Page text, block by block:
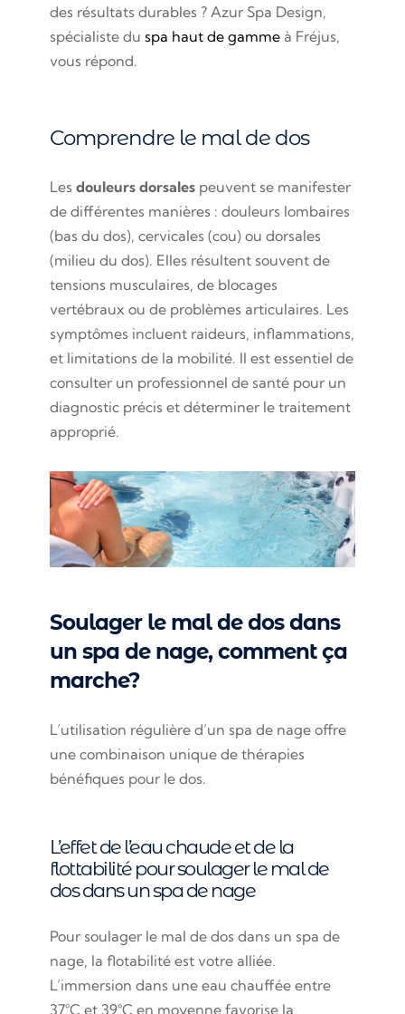
des résultats durables ? Azur Spa Design,
spécialiste du spa haut de gammeà Fréjus,
vous répond.
Comprendre le mal de dos
Les douleurs dorsalespeuvent se manifester
de différentes manières : douleurs lombaires
(bas du dos), cervicales (cou) ou dorsales
(milieu du dos). Elles résultent souvent de
tensions musculaires, de blocages
vertébraux ou de problèmes articulaires. Les
symptômes incluent raideurs, inflammations,
et limitations de la mobilité. Il est essentiel de
consulter un professionnel de santé pour un
diagnostic précis et déterminer le traitement
approprié.
Soulager le mal de dos dans
un spa de nage, comment ça
marche?
L’utilisation régulière d’un spa de nage offre
une combinaison unique de thérapies
bénéfiques pour le dos.
L’effet de l’eau chaude et de la
flottabilité pour soulager le mal de
dos dans un spa de nage
Pour soulager le mal de dos dans un spa de
nage, la flotabilité est votre alliée.
L’immersion dans une eau chauffée entre
37°C et 39°C en moyenne favorise la